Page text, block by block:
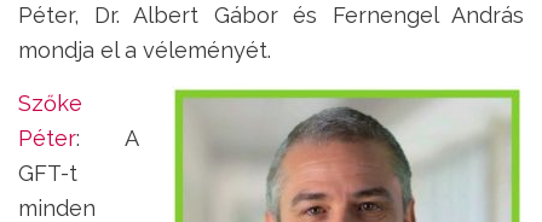
Péter, Dr. Albert Gábor és Fernengel András
mondja el a véleményét.
Szőke
Péter: A
GFT-t
minden